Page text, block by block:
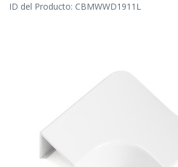
ID del Producto: CBMWWD1911L